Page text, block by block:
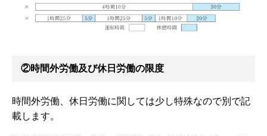
②時間外労働及び休日労働の限度
時間外労働、休日労働に関しては少し特殊なので別で記
載します。